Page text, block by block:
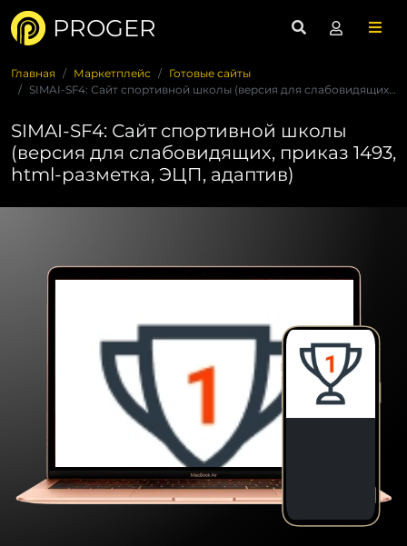
PROGER
Главная Маркетплейс
Готовые сайты
SIMAI-SF4: Сайт спортивной школы (версия для слабовидящих, п...
SIMAI-SF4: Сайт спортивной школы
(версия для слабовидящих, приказ 1493,
html-разметка, ЭЦП, адаптив)